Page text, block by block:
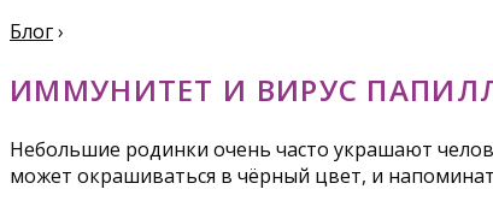
Блог›
ИММУНИТЕТ И ВИРУС
Небольшие родинки очень часто украшают
может окрашиваться в чёрный цвет, и